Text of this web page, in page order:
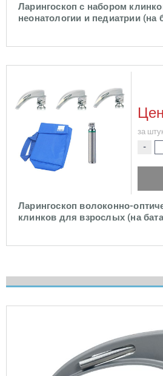
Ларингоскоп с набором
неонатологии и педиатрии (на
Ларингоскоп волоконно-
клинков для взрослых (на
за
-